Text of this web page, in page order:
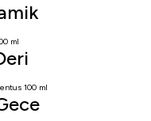
ml
100 ml